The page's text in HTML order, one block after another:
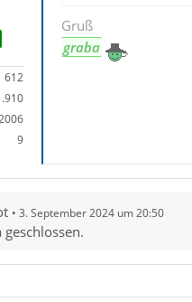
612
9
Gruß
graba
3. September 2024 um 20:50
geschlossen.